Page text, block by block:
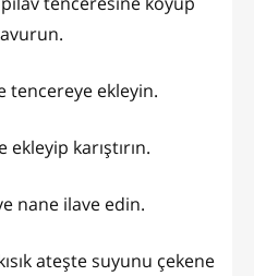
tencereye ekleyin.
karıştırın.
nane ilave edin.
ateşte suyunu çekene